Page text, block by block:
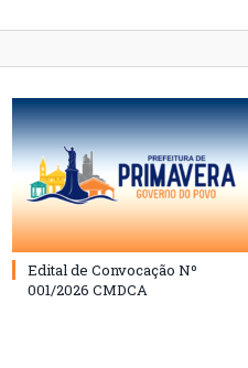
Edital de Convocação Nº
001/2026 CMDCA